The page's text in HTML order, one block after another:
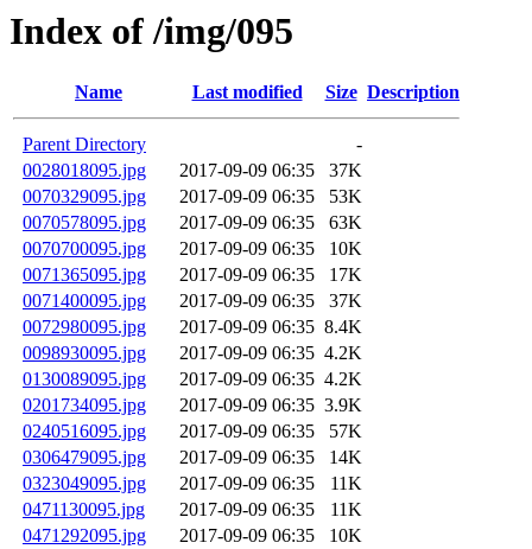
Index of /img/095
Name Last modified Size Description
Parent Directory
-
0028018095.jpg
2017-09-09 06:35
37K
0070329095.jpg
2017-09-09 06:35
53K
0070578095.jpg
2017-09-09 06:35
63K
0070700095.jpg
2017-09-09 06:35
10K
0071365095.jpg
2017-09-09 06:35
17K
0071400095.jpg
2017-09-09 06:35
37K
0072980095.jpg
2017-09-09 06:35 8.4K
0098930095.jpg
2017-09-09 06:35 4.2K
0130089095.jpg
2017-09-09 06:35 4.2K
0201734095.jpg
2017-09-09 06:35 3.9K
0240516095.jpg
2017-09-09 06:35
57K
0306479095.jpg
2017-09-09 06:35
14K
0323049095.jpg
2017-09-09 06:35
11K
0471130095.jpg
2017-09-09 06:35
11K
0471292095.jpg
2017-09-09 06:35
10K